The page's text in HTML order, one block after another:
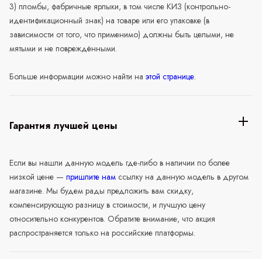
3) пломбы, фабричные ярлыки, в том числе КИЗ (контрольно-
идентификационный знак) на товаре или его упаковке (в
зависимости от того, что применимо) должны быть целыми, не
мятыми и не повреждёнными.
Больше информации можно найти на этой странице.
Гарантия лучшей цены
Если вы нашли данную модель где-либо в наличии по более
низкой цене — пришлите нам ссылку на данную модель в другом
магазине. Мы будем рады предложить вам скидку,
компенсирующую разницу в стоимости, и лучшую цену
относительно конкурентов. Обратите внимание, что акция
распространяется только на российские платформы.